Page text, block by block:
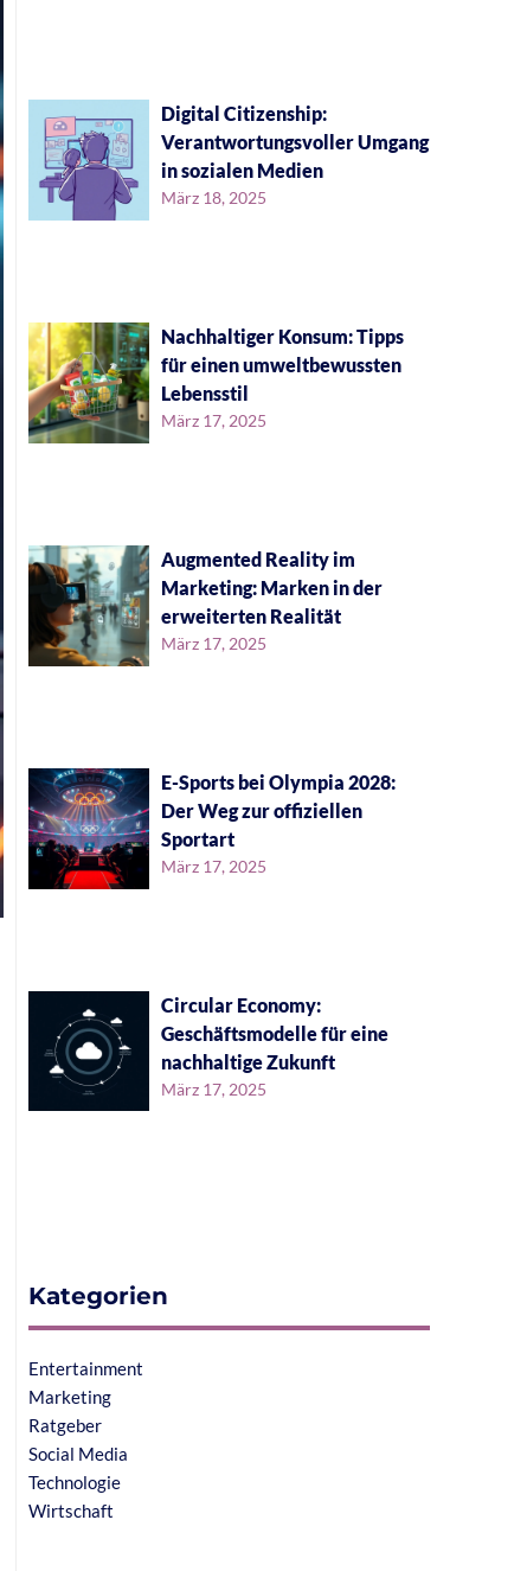
Digital Citizenship:
Verantwortungsvoller Umgang
in sozialen Medien
März 18, 2025
Nachhaltiger Konsum: Tipps
für einen umweltbewussten
Lebensstil
März 17, 2025
Augmented Reality im
Marketing: Marken in der
erweiterten Realität
März 17, 2025
E-Sports bei Olympia 2028:
Der Weg zur offiziellen
Sportart
März 17, 2025
Circular Economy:
Geschäftsmodelle für eine
nachhaltige Zukunft
März 17, 2025
Kategorien
Entertainment
Marketing
Ratgeber
Social Media
Technologie
Wirtschaft